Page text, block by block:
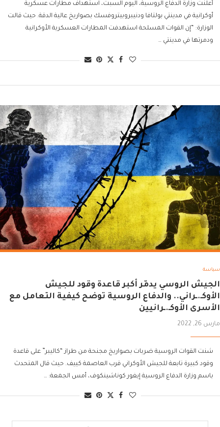
أعلنت وزارة الدفاع الروسية، اليوم السبت، استهداف مطارات عسكرية
أوكرانية في مدينتي بولتافا ودنيبروبيتروفسك بصواريخ عالية الدقة. حيث قالت
الوزارة: “إن القوات المسلحة استهدفت المطارات العسكرية الأوكرانية
ودمرتها في مدينتي …
سياسة
الجيش الروسي يدمّر أكبر قاعدة وقود للجيش
الأوكـ.ـراني.. والدفاع الروسية توضح كيفية التعامل مع
الأسرى الأوكـ.ـرانيين
مارس 26, 2022
شنت القوات الروسية ضربات بصواريخ مجنحة من طراز “كاليبر” على قاعدة
وقود كبيرة تابعة للجيش الأوكراني قرب العاصمة كييف. حيث قال المتحدث
باسم وزارة الدفاع الروسية إيغور كوناشينكوف، أمس الجمعة: …